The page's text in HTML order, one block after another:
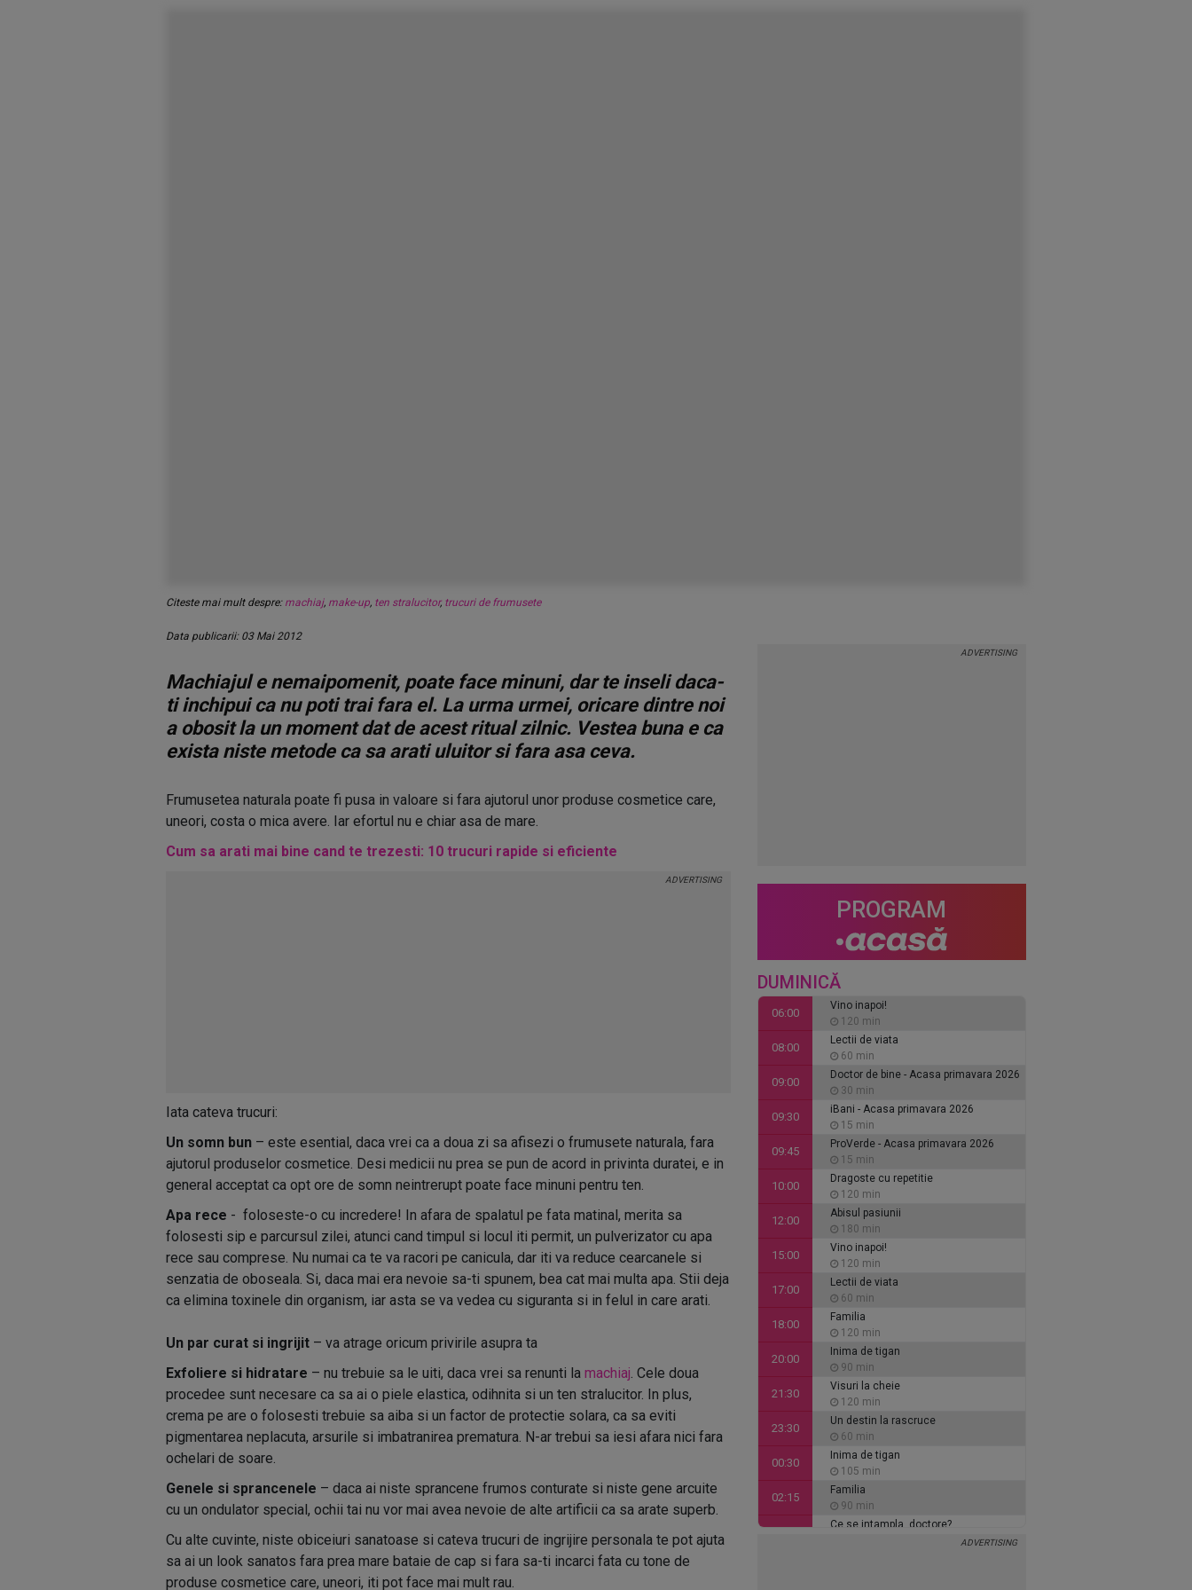
Citeste mai mult despre: machiaj, make-up, ten stralucitor, trucuri de frumusete
Data publicarii: 03 Mai 2012
Machiajul e nemaipomenit, poate face minuni, dar te inseli daca-
ti inchipui ca nu poti trai fara el. La urma urmei, oricare dintre noi
a obosit la un moment dat de acest ritual zilnic. Vestea buna e ca
exista niste metode ca sa arati uluitor si fara asa ceva.
Frumusetea naturala poate fi pusa in valoare si fara ajutorul unor produse cosmetice care,
uneori, costa o mica avere. Iar efortul nu e chiar asa de mare.
Cum sa arati mai bine cand te trezesti: 10 trucuri rapide si eficiente
Iata cateva trucuri:
Un somn bun – este esential, daca vrei ca a doua zi sa afisezi o frumusete naturala, fara
ajutorul produselor cosmetice. Desi medicii nu prea se pun de acord in privinta duratei, e in
general acceptat ca opt ore de somn neintrerupt poate face minuni pentru ten.
Apa rece - foloseste-o cu incredere! In afara de spalatul pe fata matinal, merita sa
folosesti sip e parcursul zilei, atunci cand timpul si locul iti permit, un pulverizator cu apa
rece sau comprese. Nu numai ca te va racori pe canicula, dar iti va reduce cearcanele si
senzatia de oboseala. Si, daca mai era nevoie sa-ti spunem, bea cat mai multa apa. Stii deja
ca elimina toxinele din organism, iar asta se va vedea cu siguranta si in felul in care arati.
Un par curat si ingrijit – va atrage oricum privirile asupra ta
Exfoliere si hidratare – nu trebuie sa le uiti, daca vrei sa renunti la machiaj. Cele doua
procedee sunt necesare ca sa ai o piele elastica, odihnita si un ten stralucitor. In plus,
crema pe are o folosesti trebuie sa aiba si un factor de protectie solara, ca sa eviti
pigmentarea neplacuta, arsurile si imbatranirea prematura. N-ar trebui sa iesi afara nici fara
ochelari de soare.
Genele si sprancenele – daca ai niste sprancene frumos conturate si niste gene arcuite
cu un ondulator special, ochii tai nu vor mai avea nevoie de alte artificii ca sa arate superb.
Cu alte cuvinte, niste obiceiuri sanatoase si cateva trucuri de ingrijire personala te pot ajuta
sa ai un look sanatos fara prea mare bataie de cap si fara sa-ti incarci fata cu tone de
produse cosmetice care, uneori, iti pot face mai mult rau.
PROGRAM
DUMINICĂ
06:00
Vino inapoi!
120 min
08:00
Lectii de viata
60 min
09:00
Doctor de bine - Acasa primavara 2026
30 min
09:30
iBani - Acasa primavara 2026
15 min
09:45
ProVerde - Acasa primavara 2026
15 min
10:00
Dragoste cu repetitie
120 min
12:00
Abisul pasiunii
180 min
15:00
Vino inapoi!
120 min
17:00
Lectii de viata
60 min
18:00
Familia
120 min
20:00
Inima de tigan
90 min
21:30
Visuri la cheie
120 min
23:30
Un destin la rascruce
60 min
00:30
Inima de tigan
105 min
02:15
Familia
90 min
Ce se intampla, doctore?